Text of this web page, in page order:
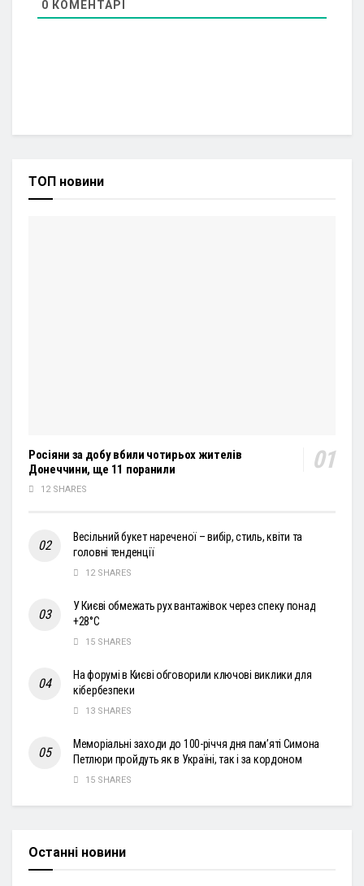
0 КОМЕНТАРІ
ТОП новини
Росіяни за добу вбили чотирьох жителів
Донеччини, ще 11 поранили
12 SHARES
Весільний букет нареченої – вибір, стиль, квіти та
головні тенденції
12 SHARES
У Києві обмежать рух вантажівок через спеку понад
+28°С
15 SHARES
На форумі в Києві обговорили ключові виклики для
кібербезпеки
13 SHARES
Меморіальні заходи до 100-річчя дня пам’яті Симона
Петлюри пройдуть як в Україні, так і за кордоном
15 SHARES
Останні новини